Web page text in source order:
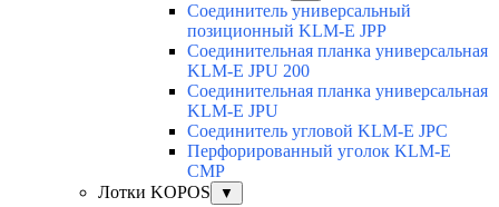
Соединитель универсальный
позиционный KLM-E JPP
Соединительная планка универсальная
KLM-E JPU 200
Соединительная планка универсальная
KLM-E JPU
Соединитель угловой KLM-E JPC
Перфорированный уголок KLM-E
CMP
Лотки KOPOS
▼